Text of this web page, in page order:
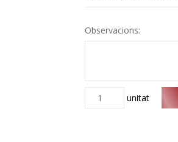
Observacions:
Quantitat unitat